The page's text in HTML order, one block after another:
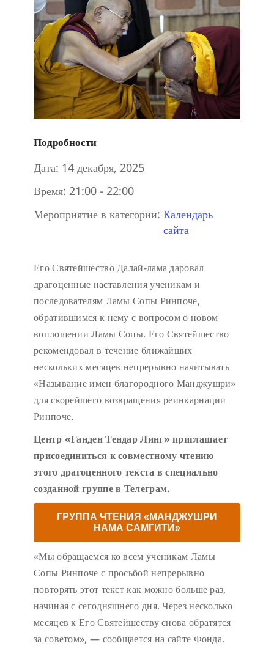
Подробности
Дата: 14 декабря, 2025
Время: 21:00 - 22:00
Мероприятие в категории: Календарь
сайта
Его Святейшество Далай-лама даровал
драгоценные наставления ученикам и
последователям Ламы Сопы Ринпоче,
обратившимся к нему с вопросом о новом
воплощении Ламы Сопы. Его Святейшество
рекомендовал в течение ближайших
нескольких месяцев непрерывно начитывать
«Называние имен благородного Манджушри»
для скорейшего возвращения реинкарнации
Ринпоче.
Центр «Ганден Тендар Линг» приглашает
присоединиться к совместному чтению
этого драгоценного текста в специально
созданной группе в Телеграм.
ГРУППА ЧТЕНИЯ «МАНДЖУШРИ
НАМА САМГИТИ»
«Мы обращаемся ко всем ученикам Ламы
Сопы Ринпоче с просьбой непрерывно
повторять этот текст как можно больше раз,
начиная с сегодняшнего дня. Через несколько
месяцев к Его Святейшеству снова обратятся
за советом», — сообщается на сайте Фонда.